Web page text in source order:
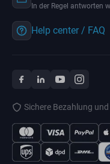
In der Regel antworten
Help center / FAQ
Sichere Bezahlung